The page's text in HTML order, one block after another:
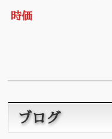
時価
ブログ